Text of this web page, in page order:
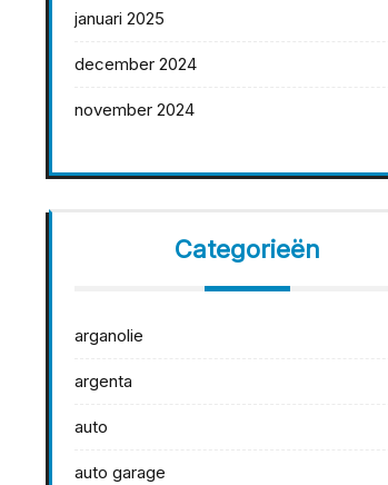
januari 2025
december 2024
november 2024
Categorieën
arganolie
argenta
auto
auto garage